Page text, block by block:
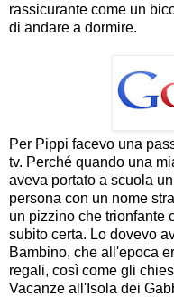
rassicurante come un
di andare a dormire.
Per Pippi facevo una
tv. Perché quando una
aveva portato a scuola
persona con un nome
un pizzino che trionfante
subito certa. Lo dovevo
Bambino, che all'epoca
regali, così come gli
Vacanze all'Isola dei